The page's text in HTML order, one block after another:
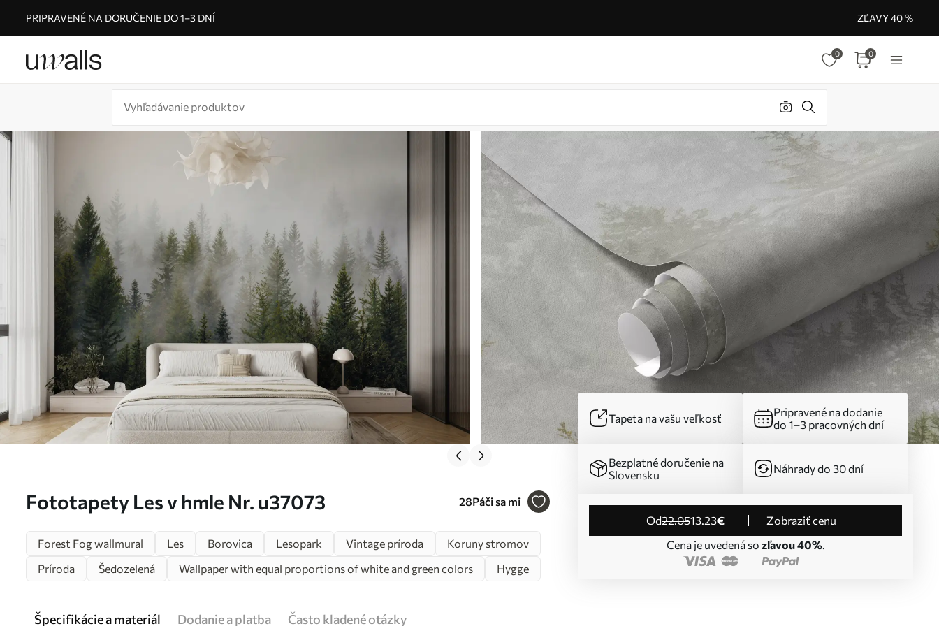
PRIPRAVENÉ NA DORUČENIE DO 1–3 DNÍ ZĽAVY 40 %
0 0
Fototapety Les v hmle Nr. u37073 28Páči sa mi
Tapeta na vašu veľkosť
Pripravené na dodanie
do 1–3 pracovných dní
Bezplatné doručenie na
Slovensku
Náhrady do 30 dní
od22.0513.23€
Zobraziť cenu
Cena je uvedená so zľavou 40%.
Forest Fog wallmural Les Borovica Lesopark Vintage príroda
Koruny stromov
Príroda
Šedozelená Wallpaper with equal proportions of white and green colors Hygge
Špecifikácie a materiál Dodanie a platba Často kladené otázky